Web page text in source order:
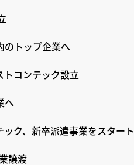
のトップ企業へ
トコンテック設立
へ
ク、新卒派遣事業をスタート
譲渡